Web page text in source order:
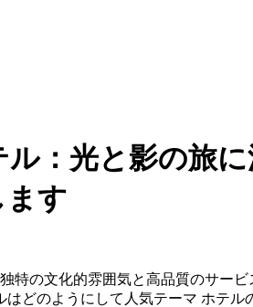
：光と影の旅
ます
の文化的雰囲気と高品質のサー
どのようにして人気テーマ ホテ